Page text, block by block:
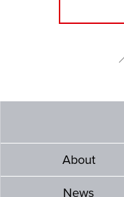
About
News